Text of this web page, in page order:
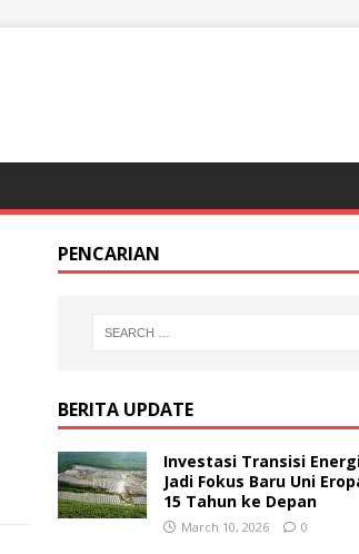
PENCARIAN
BERITA UPDATE
Investasi Transisi
Jadi Fokus Baru Uni
15 Tahun ke Depan
March 10, 2026 0